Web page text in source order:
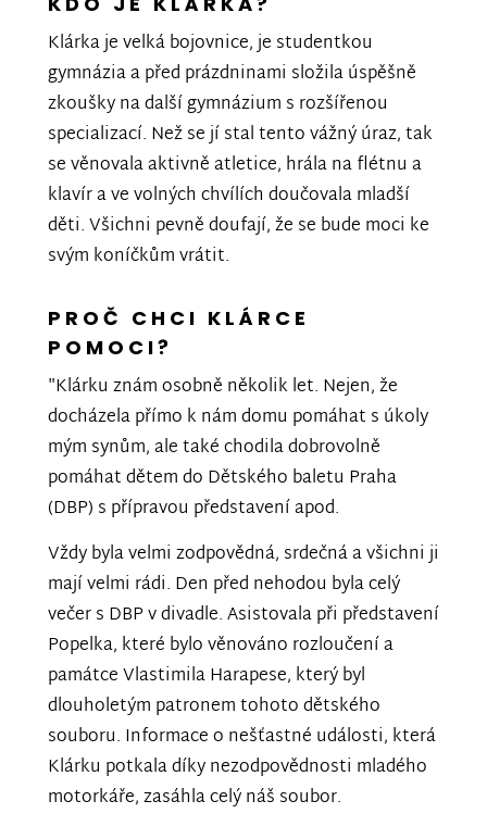
Klárka je velká bojovnice, je studentkou
gymnázia a před prázdninami složila úspěšně
zkoušky na další gymnázium s rozšířenou
specializací. Než se jí stal tento vážný úraz, tak
se věnovala aktivně atletice, hrála na flétnu a
klavír a ve volných chvílích doučovala mladší
děti. Všichni pevně doufají, že se bude moci ke
svým koníčkům vrátit.
PROČ CHCI KLÁRCE
POMOCI?
"Klárku znám osobně několik let. Nejen, že
docházela přímo k nám domu pomáhat s úkoly
mým synům, ale také chodila dobrovolně
pomáhat dětem do Dětského baletu Praha
(DBP) s přípravou představení apod.
Vždy byla velmi zodpovědná, srdečná a všichni ji
mají velmi rádi. Den před nehodou byla celý
večer s DBP v divadle. Asistovala při představení
Popelka, které bylo věnováno rozloučení a
památce Vlastimila Harapese, který byl
dlouholetým patronem tohoto dětského
souboru. Informace o nešťastné události, která
Klárku potkala díky nezodpovědnosti mladého
motorkáře, zasáhla celý náš soubor.